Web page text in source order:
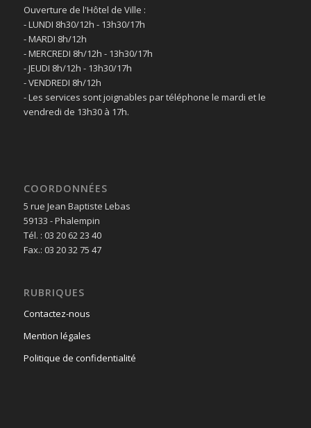
Ouverture de l'Hôtel de Ville :
- LUNDI 8h30/12h - 13h30/17h
- MARDI 8h/12h
- MERCREDI 8h/12h - 13h30/17h
- JEUDI 8h/12h - 13h30/17h
- VENDREDI 8h/12h
- Les services sont joignables par téléphone le mardi et le
vendredi de 13h30 à 17h.
COORDONNÉES
5 rue Jean Baptiste Lebas
59133 - Phalempin
Tél. : 03 20 62 23 40
Fax.: 03 20 32 75 47
RUBRIQUES
Contactez-nous
Mention légales
Politique de confidentialité